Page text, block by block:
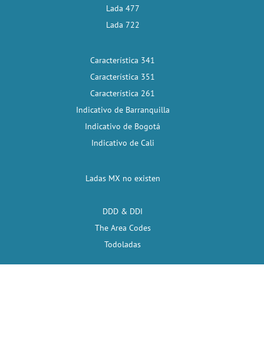
Lada 477
Lada 722
Característica 341
Característica 351
Característica 261
Indicativo de Barranquilla
Indicativo de Bogotá
Indicativo de Cali
Ladas MX no existen
DDD & DDI
The Area Codes
Todoladas